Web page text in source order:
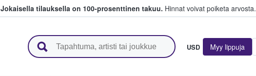
Jokaisella tilauksella on 100-prosenttinen takuu. Hinnat voivat poiketa arvosta.
USD Myy lippuja